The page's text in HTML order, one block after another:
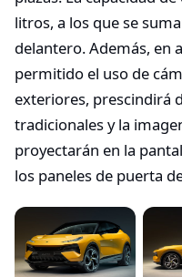
litros, a los que se
delantero. Además, en
permitido el uso de
exteriores, prescindirá
tradicionales y la
proyectarán en la
los paneles de puerta